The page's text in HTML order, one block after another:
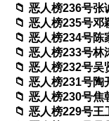
恶人榜236号张
恶人榜235号邓
恶人榜234号陈
恶人榜233号林
恶人榜232号吴
恶人榜231号陶
恶人榜230号焦
恶人榜229号王